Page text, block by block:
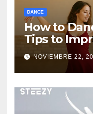
DANCE
How to
Tips to
Dancing
NOVIEMBRE 22,